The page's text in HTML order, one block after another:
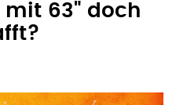
mit 63" doch